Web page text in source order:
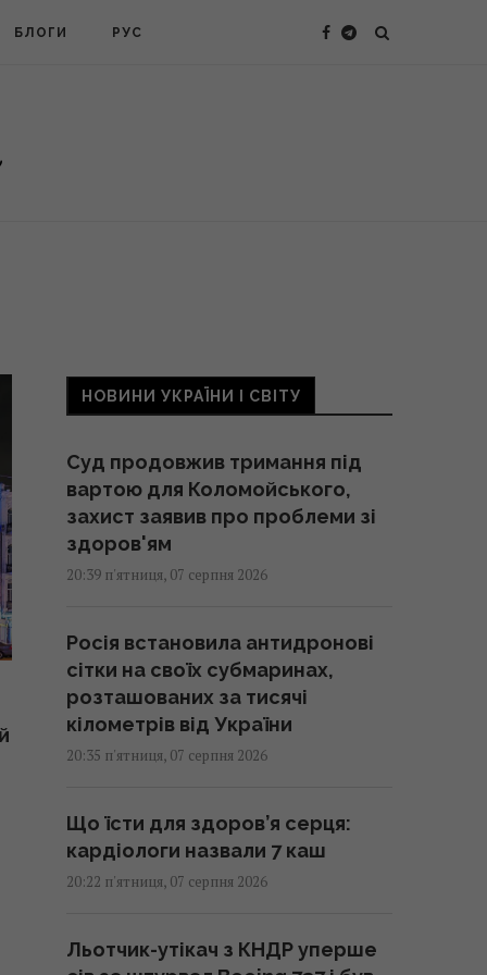
БЛОГИ РУС
НОВИНИ УКРАЇНИ І СВІТУ
Суд продовжив тримання під
вартою для Коломойського,
захист заявив про проблеми зі
здоров'ям
20:39 п'ятниця, 07 серпня 2026
Росія встановила антидронові
сітки на своїх субмаринах,
розташованих за тисячі
кілометрів від України
20:35 п'ятниця, 07 серпня 2026
Що їсти для здоров’я серця:
кардіологи назвали 7 каш
20:22 п'ятниця, 07 серпня 2026
Льотчик-утікач з КНДР уперше